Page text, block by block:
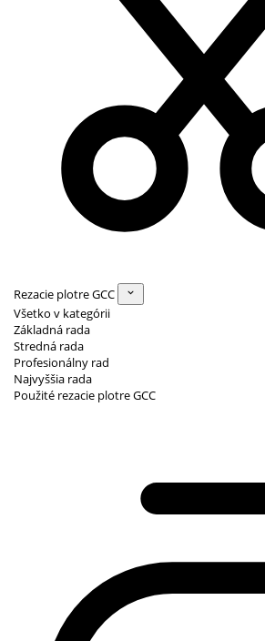
Rezacie plotre GCC
Všetko v kategórii
Základná rada
Stredná rada
Profesionálny rad
Najvyššia rada
Použité rezacie plotre GCC